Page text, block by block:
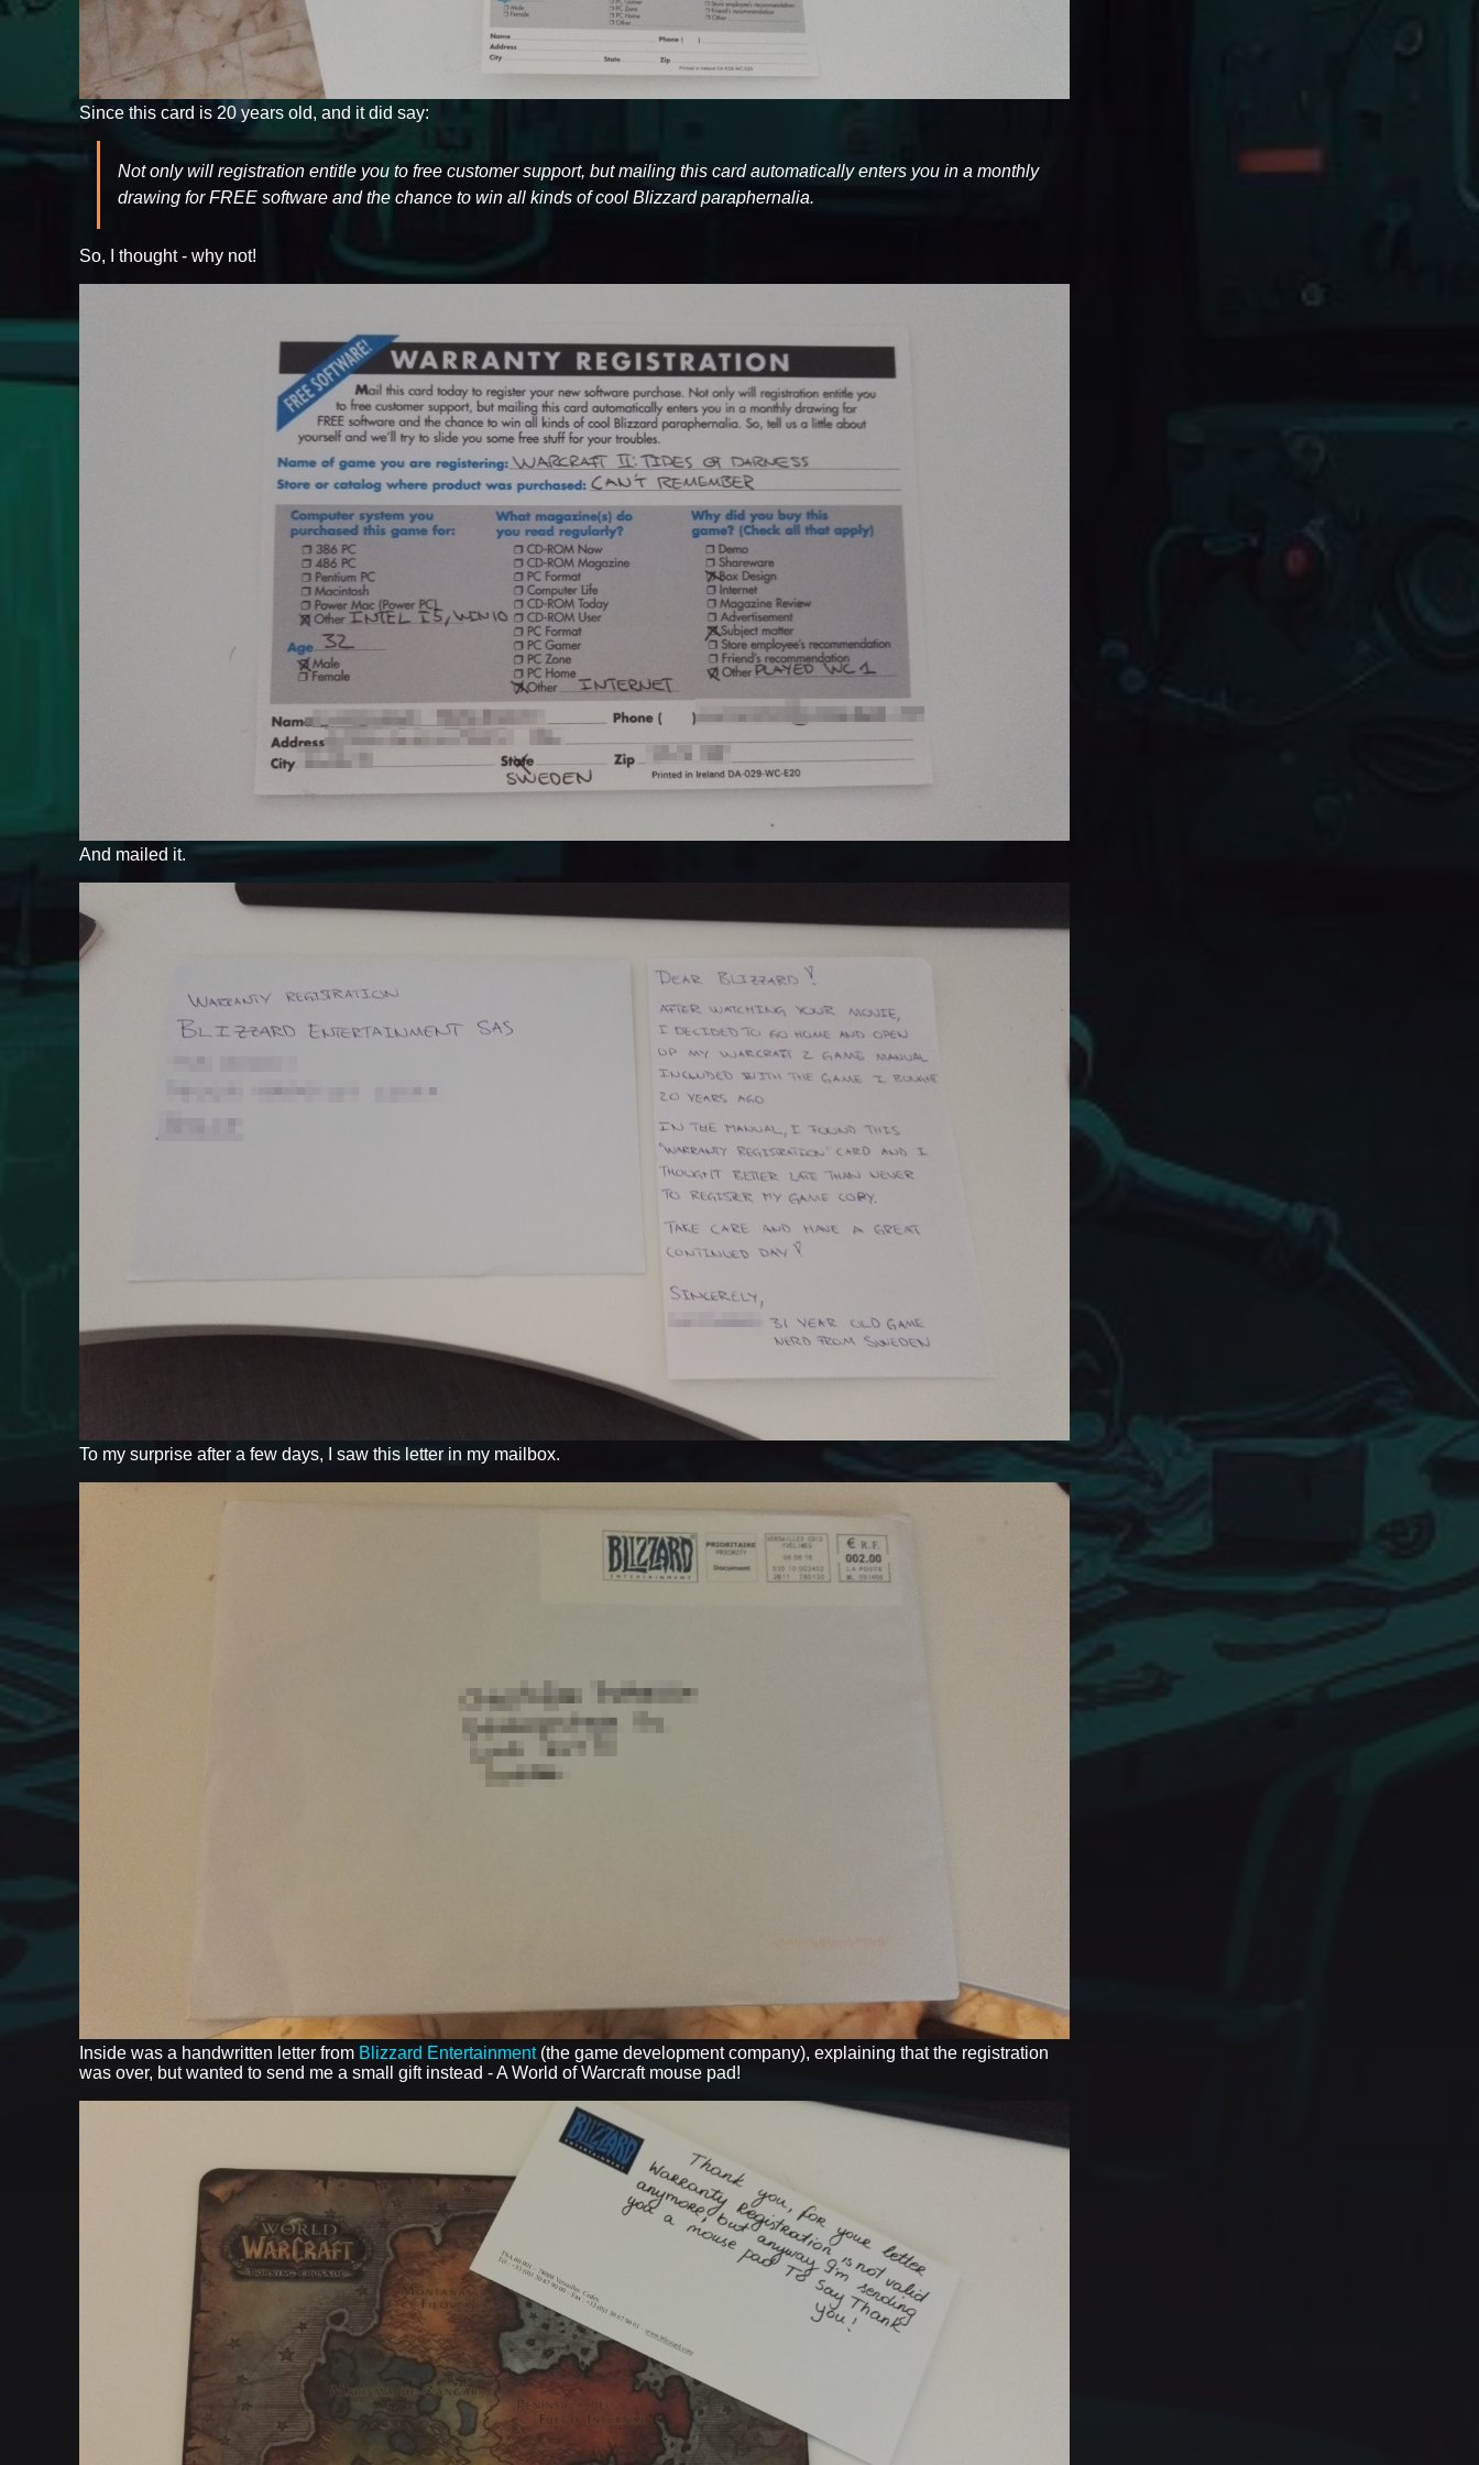
Since this card is 20 years old, and it did say:
Not only will registration entitle you to free customer support, but mailing this card automatically enters you in a monthly
drawing for FREE software and the chance to win all kinds of cool Blizzard paraphernalia.
So, I thought - why not!
And mailed it.
To my surprise after a few days, I saw this letter in my mailbox.
Inside was a handwritten letter from Blizzard Entertainment(the game development company), explaining that the registration
was over, but wanted to send me a small gift instead - A World of Warcraft mouse pad!